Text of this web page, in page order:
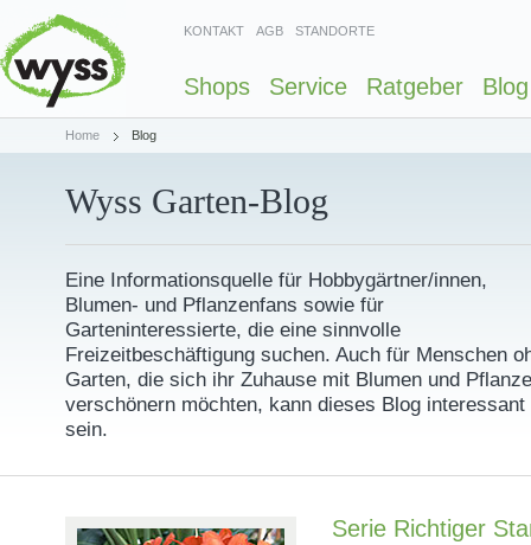
KONTAKT AGB STANDORTE
Shops Service Ratgeber Blog
Home Blog
Wyss Garten-Blog
Eine Informationsquelle für Hobbygärtner/innen,
Blumen- und Pflanzenfans sowie für
Garteninteressierte, die eine sinnvolle
Freizeitbeschäftigung suchen. Auch für Menschen
Garten, die sich ihr Zuhause mit Blumen und
verschönern möchten, kann dieses Blog interessant
sein.
Serie Richtiger